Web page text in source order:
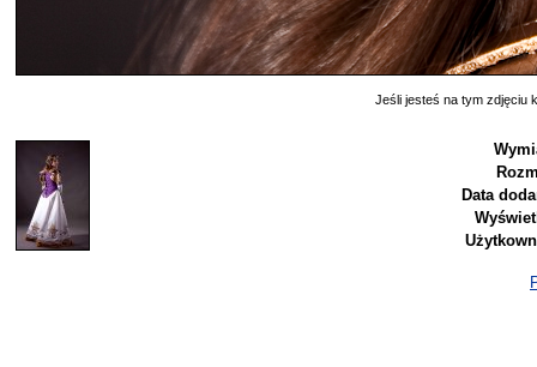
Jeśli jesteś na tym zdjęciu
Data